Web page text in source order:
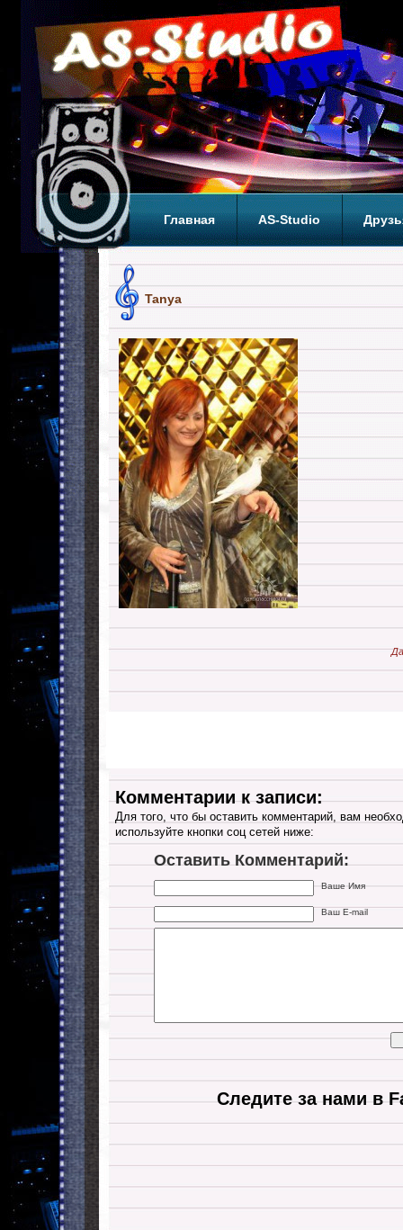
Главная AS-Studio
Tanya
Комментарии к записи:
Для того, что бы оставить комментарий, вам
используйте кнопки соц сетей ниже:
Оставить Комментарий:
Ваше Имя
Ваш E-mail
Следите за нами в